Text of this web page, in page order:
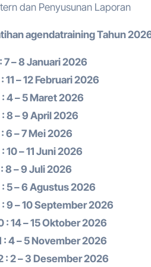
dan Penyusunan Laporan
agendatrainingTahun
7 – 8 Januari 2026
11 – 12 Februari 2026
4 – 5 Maret 2026
8 – 9 April 2026
6 – 7 Mei 2026
10 – 11 Juni 2026
8 – 9 Juli 2026
5 – 6 Agustus 2026
9 – 10 September 2026
: 14 – 15 Oktober 2026
: 4 – 5 November 2026
: 2 – 3 Desember 2026